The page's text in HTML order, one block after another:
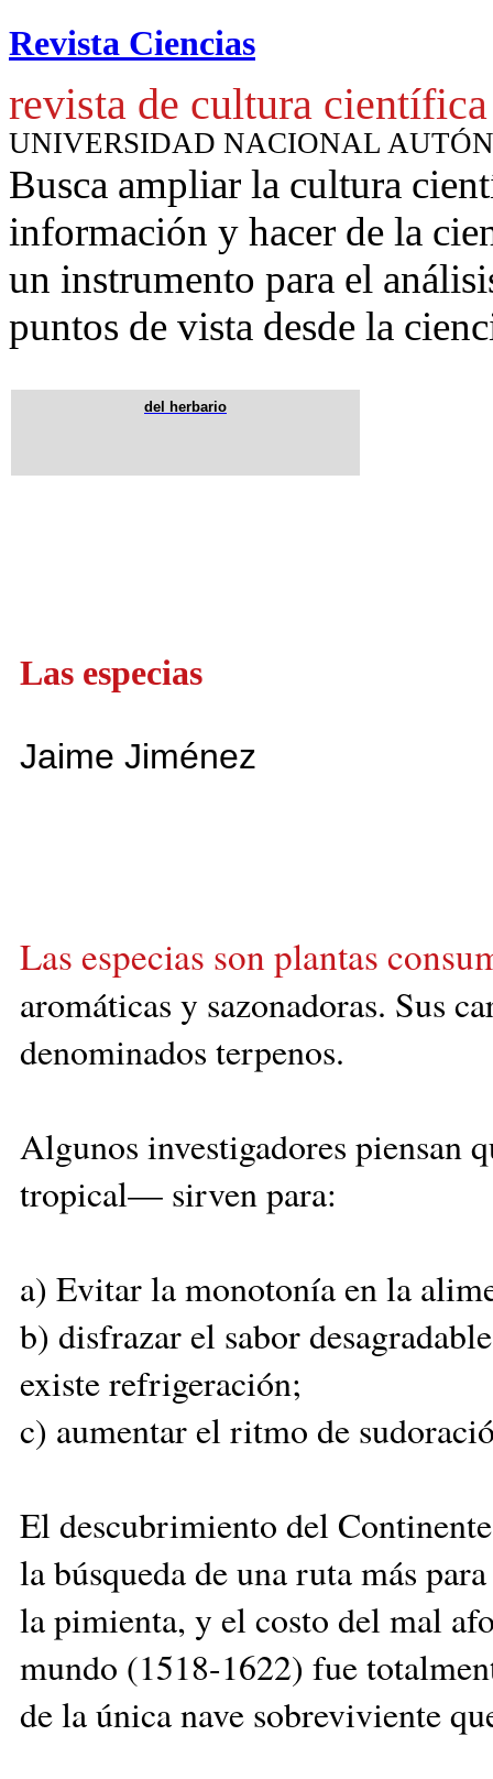
Revista Ciencias
revista de cultura científica
UNIVERSIDAD NACIONAL
Busca ampliar la cultura
información y hacer de la
un instrumento para el
puntos de vista desde la
del herbario
Las especias
Jaime Jiménez
Las especias son plantas
aromáticas y sazonadoras. Sus
denominados terpenos.
Algunos investigadores piensan
tropical— sirven para:
a) Evitar la monotonía en la
b) disfrazar el sabor
existe refrigeración;
c) aumentar el ritmo de
El descubrimiento del
la búsqueda de una ruta más
la pimienta, y el costo del mal
mundo (1518-1622) fue
de la única nave sobreviviente